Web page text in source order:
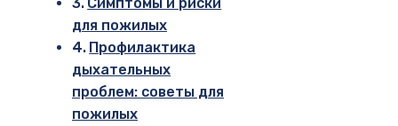
для пожилых
Профилактика
дыхательных
проблем: советы для
пожилых